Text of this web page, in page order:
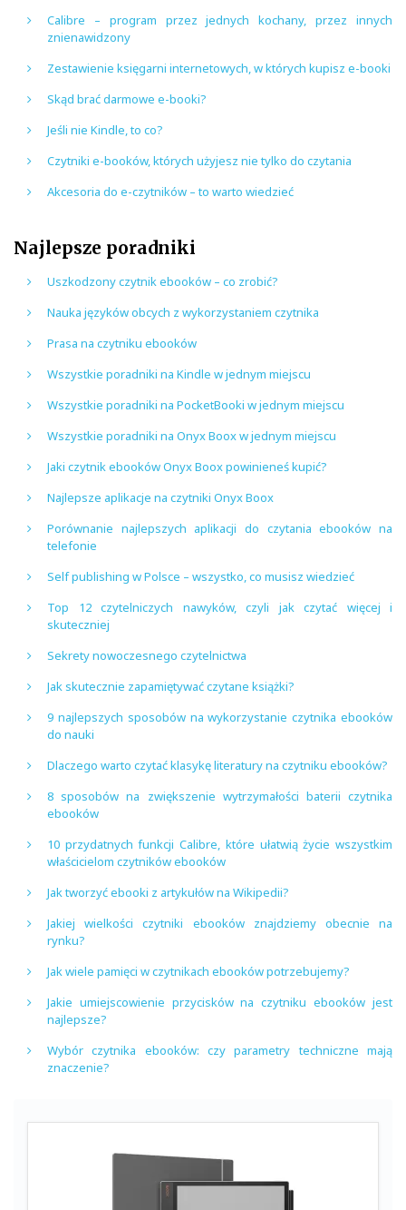
Calibre – program przez jednych kochany, przez innych
znienawidzony
Zestawienie księgarni internetowych, w których kupisz e-booki
Skąd brać darmowe e-booki?
Jeśli nie Kindle, to co?
Czytniki e-booków, których użyjesz nie tylko do czytania
Akcesoria do e-czytników – to warto wiedzieć
Najlepsze poradniki
Uszkodzony czytnik ebooków – co zrobić?
Nauka języków obcych z wykorzystaniem czytnika
Prasa na czytniku ebooków
Wszystkie poradniki na Kindle w jednym miejscu
Wszystkie poradniki na PocketBooki w jednym miejscu
Wszystkie poradniki na Onyx Boox w jednym miejscu
Jaki czytnik ebooków Onyx Boox powinieneś kupić?
Najlepsze aplikacje na czytniki Onyx Boox
Porównanie najlepszych aplikacji do czytania ebooków na
telefonie
Self publishing w Polsce – wszystko, co musisz wiedzieć
Top 12 czytelniczych nawyków, czyli jak czytać więcej i
skuteczniej
Sekrety nowoczesnego czytelnictwa
Jak skutecznie zapamiętywać czytane książki?
9 najlepszych sposobów na wykorzystanie czytnika ebooków
do nauki
Dlaczego warto czytać klasykę literatury na czytniku ebooków?
8 sposobów na zwiększenie wytrzymałości baterii czytnika
ebooków
10 przydatnych funkcji Calibre, które ułatwią życie wszystkim
właścicielom czytników ebooków
Jak tworzyć ebooki z artykułów na Wikipedii?
Jakiej wielkości czytniki ebooków znajdziemy obecnie na
rynku?
Jak wiele pamięci w czytnikach ebooków potrzebujemy?
Jakie umiejscowienie przycisków na czytniku ebooków jest
najlepsze?
Wybór czytnika ebooków: czy parametry techniczne mają
znaczenie?